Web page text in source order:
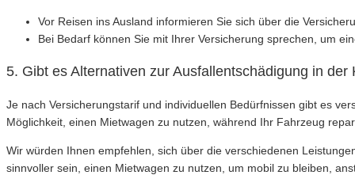
Vor Reisen ins Ausland informieren Sie sich über die
Bei Bedarf können Sie mit Ihrer Versicherung sprechen, um
5. Gibt es Alternativen zur Ausfallentschädigung in der
Je nach Versicherungstarif und individuellen Bedürfnissen gibt es
Möglichkeit, einen Mietwagen zu nutzen, während Ihr Fahrzeug
Wir würden Ihnen empfehlen, sich über die verschiedenen
sinnvoller sein, einen Mietwagen zu nutzen, um mobil zu bleiben,